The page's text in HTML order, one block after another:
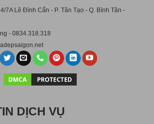
7A Lê Đình Cẩn - P. Tân Tạo - Q. Bình Tân -
- 0834.318.318
DỊCH VỤ